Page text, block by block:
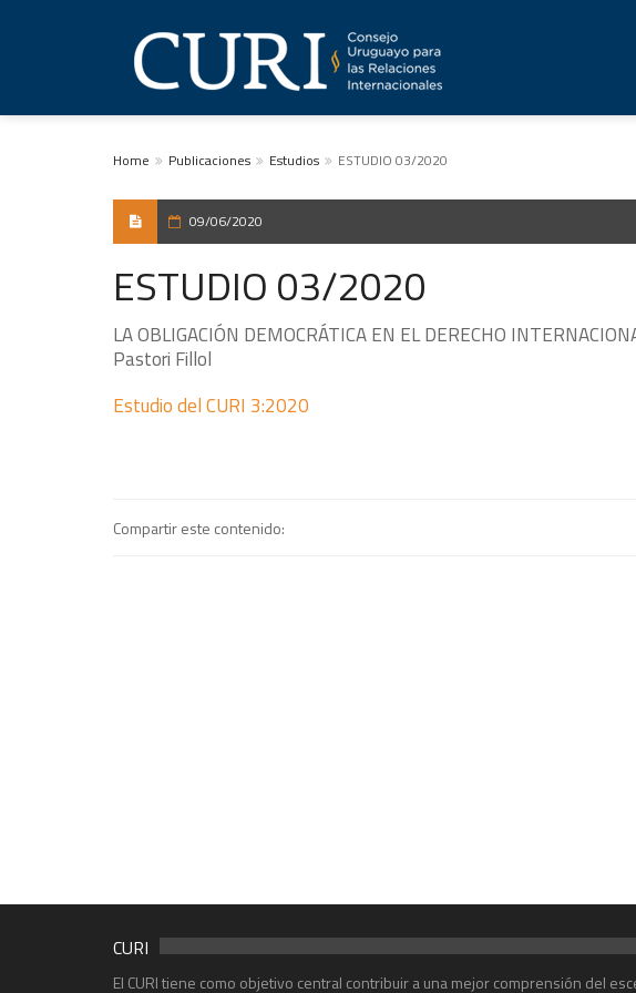
Home Publicaciones Estudios ESTUDIO 03/2020
09/06/2020
ESTUDIO 03/2020
LA OBLIGACIÓN DEMOCRÁTICA EN EL DERECHO
Pastori Fillol
Estudio del CURI 3:2020
Compartir este contenido:
CURI
El CURI tiene como objetivo central contribuir a una mejor comprensión del